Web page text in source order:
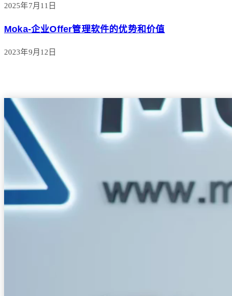
2025年7月11日
Moka-企业Offer管理软件的优势和价值
2023年9月12日